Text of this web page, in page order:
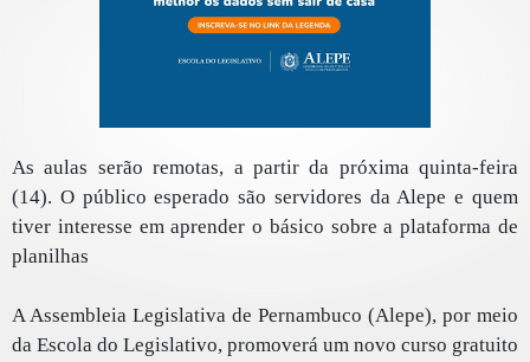
As aulas serão remotas, a partir da próxima quinta-feira
(14). O público esperado são servidores da Alepe e quem
tiver interesse em aprender o básico sobre a plataforma de
planilhas
A Assembleia Legislativa de Pernambuco (Alepe), por meio
da Escola do Legislativo, promoverá um novo curso gratuito